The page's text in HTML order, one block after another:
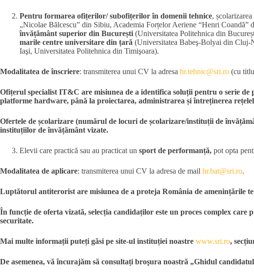
Pentru formarea ofițerilor/ subofițerilor în domenii tehnice,
„Nicolae Bălcescu” din Sibiu, Academia Forțelor Aeriene “Henri
învățământ superior din București (Universitatea Politehnica din
marile centre universitare din țară (Universitatea Babeş-Bolyai din Cluj-
Iaşi, Universitatea Politehnica din Timişoara).
Modalitatea de înscriere: transmiterea unui CV la adresa hr.tehnic@sri.ro (cu
Ofițerul specialist IT&C are misiunea de a identifica soluții pentru o serie
platforme hardware, până la proiectarea, administrarea și întreținerea
Ofertele de școlarizare (numărul de locuri de școlarizare/instituții de
instituțiilor de învățământ vizate.
Elevii care practică sau au practicat un sport de performanță, pot opta
Modalitatea de aplicare: transmiterea unui CV la adresa de mail hr.bat@sri.ro.
Luptătorul antiterorist are misiunea de a proteja România de amenințările
În funcție de oferta vizată, selecția candidaților este un proces complex
securitate.
Mai multe informații puteți găsi pe site-ul instituției noastre www.sri.ro,
De asemenea, vă încurajăm să consultați broşura noastră „Ghidul